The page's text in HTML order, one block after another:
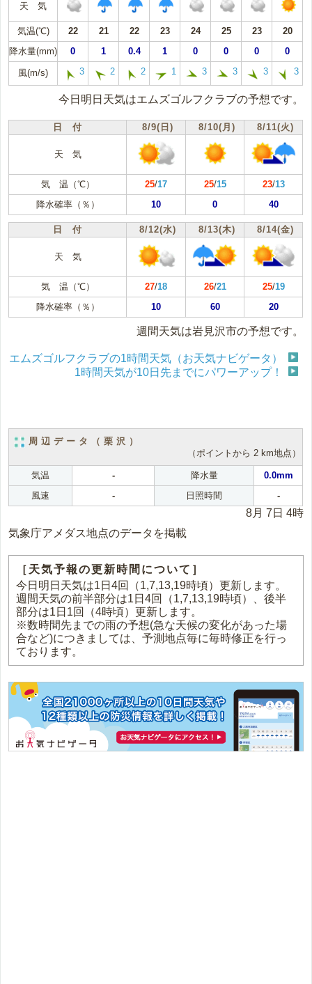
天 気
気温(℃) 22 21 22 23 24 25 23
20
降水量(mm)
0 1 0.4 1 0 0 0 0
風(m/s) 3 2 2 1 3 3 3 3
今日明日天気はエムズゴルフクラブの予想です。
日 付 8/9(日) 8/10(月) 8/11(火)
天 気
気 温（℃） 25/17 25/15 23/13
降水確率（％）
10 0 40
日 付 8/12(水) 8/13(木) 8/14(金)
天 気
気 温（℃） 27/18 26/21 25/19
降水確率（％）
10 60 20
週間天気は岩見沢市の予想です。
エムズゴルフクラブの1時間天気（お天気ナビゲータ）
1時間天気が10日先までにパワーアップ！
周辺データ（栗沢）
（ポイントから 2 km地点）
気温 - 降水量
0.0mm
風速
- 日照時間 -
8月 7日 4時
気象庁アメダス地点のデータを掲載
［天気予報の更新時間について］
今日明日天気は1日4回（1,7,13,19時頃）更新します。
週間天気の前半部分は1日4回（1,7,13,19時頃）、後半
部分は1日1回（4時頃）更新します。
※数時間先までの雨の予想(急な天候の変化があった場
合など)につきましては、予測地点毎に毎時修正を行っ
ております。